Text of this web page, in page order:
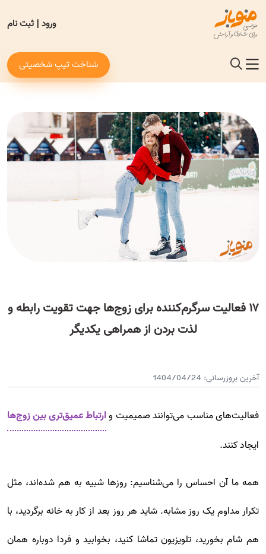
ورود| ثبت نام
شناخت تیپ شخصیتی
۱۷ فعالیت سرگرم‌کننده برای زوج‌ها جهت تقویت رابطه و
لذت بردن از همراهی یکدیگر
آخرین بروزرسانی: 1404/04/24
فعالیت‌های مناسب می‌توانند صمیمیت وارتباط عمیق‌تری بین زوج‌ها
ایجاد کنند.
همه ما آن احساس را می‌شناسیم: روزها شبیه به هم شده‌اند، مثل
تکرار مداوم یک روز مشابه. شاید هر روز بعد از کار به خانه برگردید، با
هم شام بخورید، تلویزیون تماشا کنید، بخوابید و فردا دوباره همان